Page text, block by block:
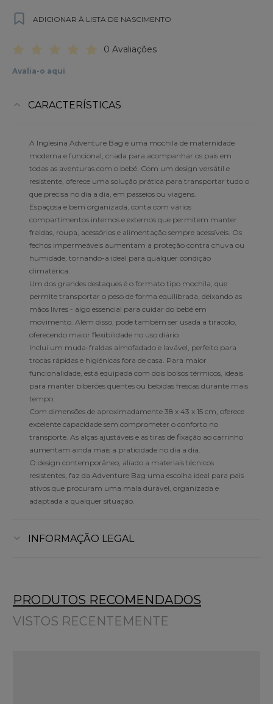
ADICIONAR À LISTA DE NASCIMENTO
0 Avaliações
Avalia-o aqui
CARACTERÍSTICAS
A Inglesina Adventure Bag é uma mochila de maternidade
moderna e funcional, criada para acompanhar os pais em
todas as aventuras com o bebé. Com um design versátil e
resistente, oferece uma solução prática para transportar tudo o
que precisa no dia a dia, em passeios ou viagens.
Espaçosa e bem organizada, conta com vários
compartimentos internos e externos que permitem manter
fraldas, roupa, acessórios e alimentação sempre acessíveis. Os
fechos impermeáveis aumentam a proteção contra chuva ou
humidade, tornando-a ideal para qualquer condição
climatérica.
Um dos grandes destaques é o formato tipo mochila, que
permite transportar o peso de forma equilibrada, deixando as
mãos livres - algo essencial para cuidar do bebé em
movimento. Além disso, pode também ser usada a tiracolo,
oferecendo maior flexibilidade no uso diário.
Inclui um muda-fraldas almofadado e lavável, perfeito para
trocas rápidas e higiénicas fora de casa. Para maior
funcionalidade, está equipada com dois bolsos térmicos, ideais
para manter biberões quentes ou bebidas frescas durante mais
tempo.
Com dimensões de aproximadamente 38 x 43 x 15 cm, oferece
excelente capacidade sem comprometer o conforto no
transporte. As alças ajustáveis e as tiras de fixação ao carrinho
aumentam ainda mais a praticidade no dia a dia.
O design contemporâneo, aliado a materiais técnicos
resistentes, faz da Adventure Bag uma escolha ideal para pais
ativos que procuram uma mala durável, organizada e
adaptada a qualquer situação.
INFORMAÇÃO LEGAL
PRODUTOS RECOMENDADOS
VISTOS RECENTEMENTE